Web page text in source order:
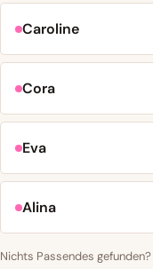
Caroline
Cora
Eva
Alina
Nichts Passendes gefunden?